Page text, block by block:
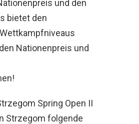
und den
bietet den
Nationenpreis und
Spring Open II
Strzegom folgende